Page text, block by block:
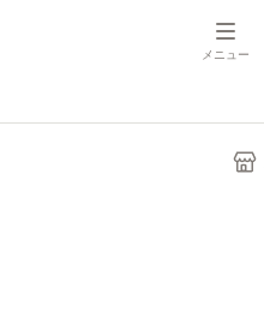
メニュー